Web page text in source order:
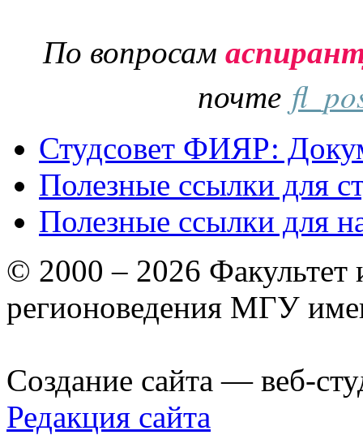
По вопросам
почте
Студсовет ФИЯР:
Полезные ссылки для
Полезные ссылки для
© 2000 – 2026 Факультет
регионоведения МГУ
Создание сайта — веб-
Редакция сайта